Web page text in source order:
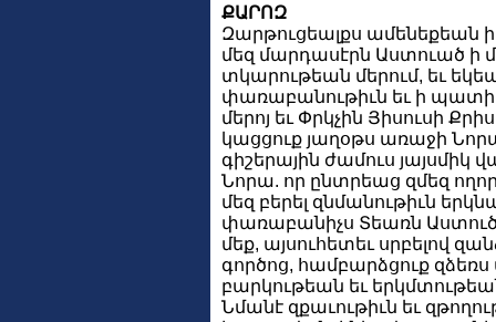
ՔԱՐՈԶ
Զարթուցեալքս ամենեքեան
մեզ մարդասէրն Աստուած ի
տկարութեան մերում, եւ
փառաբանութիւն եւ ի
մերոյ եւ Փրկչին Յիսուսի
կացցուք յաղօթս առաջի
գիշերային ժամուս
Նորա. որ ընտրեաց զմեզ
մեզ բերել զնմանութիւն
փառաբանիչս Տեառն
մեք, այսուհետեւ սրբելով
գործոց, համբարձցուք
բարկութեան եւ
Նմանէ զքաւութիւն եւ